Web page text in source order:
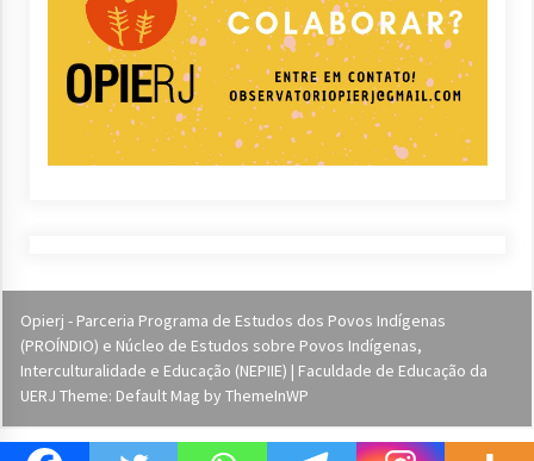
Opierj - Parceria Programa de Estudos dos Povos Indígenas
(PROÍNDIO) e Núcleo de Estudos sobre Povos Indígenas,
Interculturalidade e Educação (NEPIIE) | Faculdade de Educação da
UERJ Theme: Default Mag by ThemeInWP